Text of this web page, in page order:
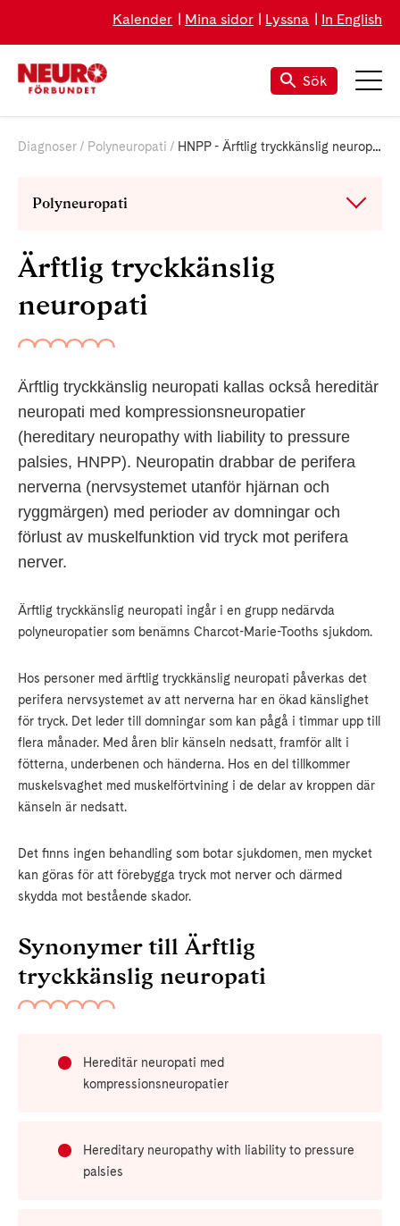
Kalender Mina sidor Lyssna In English
Sök
Diagnoser Polyneuropati HNPP - Ärftlig tryckkänslig neuropati
Polyneuropati
Ärftlig tryckkänslig
neuropati
Ärftlig tryckkänslig neuropati kallas också hereditär
neuropati med kompressionsneuropatier
(hereditary neuropathy with liability to pressure
palsies, HNPP). Neuropatin drabbar de perifera
nerverna (nervsystemet utanför hjärnan och
ryggmärgen) med perioder av domningar och
förlust av muskelfunktion vid tryck mot perifera
nerver.
Ärftlig tryckkänslig neuropati ingår i en grupp nedärvda
polyneuropatier som benämns Charcot-Marie-Tooths sjukdom.
Hos personer med ärftlig tryckkänslig neuropati påverkas det
perifera nervsystemet av att nerverna har en ökad känslighet
för tryck. Det leder till domningar som kan pågå i timmar upp till
flera månader. Med åren blir känseln nedsatt, framför allt i
fötterna, underbenen och händerna. Hos en del tillkommer
muskelsvaghet med muskelförtvining i de delar av kroppen där
känseln är nedsatt.
Det finns ingen behandling som botar sjukdomen, men mycket
kan göras för att förebygga tryck mot nerver och därmed
skydda mot bestående skador.
Synonymer till Ärftlig
tryckkänslig neuropati
Hereditär neuropati med
kompressionsneuropatier
Hereditary neuropathy with liability to pressure
palsies